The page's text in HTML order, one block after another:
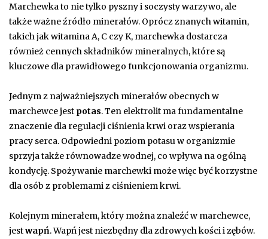
Marchewka to nie tylko pyszny i soczysty warzywo, ale
także ważne źródło minerałów. Oprócz znanych witamin,
takich jak witamina A, C czy K, marchewka dostarcza
również cennych składników mineralnych, które są
kluczowe dla prawidłowego funkcjonowania organizmu.
Jednym z najważniejszych minerałów obecnych w
marchewce jest potas. Ten elektrolit ma fundamentalne
znaczenie dla regulacji ciśnienia krwi oraz wspierania
pracy serca. Odpowiedni poziom potasu w organizmie
sprzyja także równowadze wodnej, co wpływa na ogólną
kondycję. Spożywanie marchewki może więc być korzystne
dla osób z problemami z ciśnieniem krwi.
Kolejnym minerałem, który można znaleźć w marchewce,
jestwapń. Wapń jest niezbędny dla zdrowych kości i zębów.